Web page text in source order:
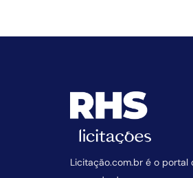
Licitação.com.br é o portal